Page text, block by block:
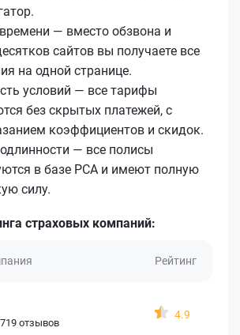
— вместо обзвона и
сайтов вы получаете все
на одной странице.
условий — все тарифы
без скрытых платежей, с
коэффициентов и скидок.
— все полисы
в базе РСА и имеют полную
силу.
страховых компаний:
Рейтинг
отзывов
4.9